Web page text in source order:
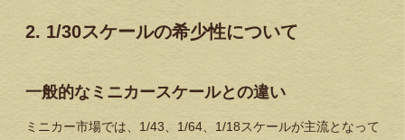
2. 1/30スケールの希少性について
一般的なミニカースケールとの違い
ミニカー市場では、1/43、1/64、1/18スケールが主流となって